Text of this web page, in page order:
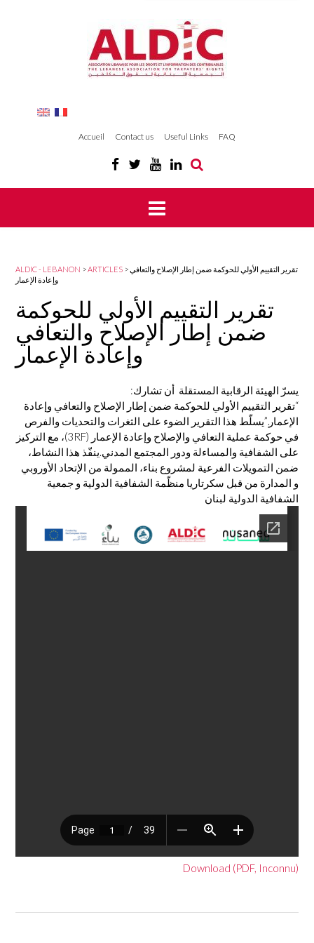
Accueil Contact us Useful Links FAQ
ALDIC - LEBANON >ARTICLES >تقرير التقييم الأولي للحوكمة ضمن إطار الإصلاح والتعافي
وإعادة الإعمار
تقرير التقييم الأولي للحوكمة
ضمن إطار الإصلاح والتعافي
وإعادة الإعمار
يسرّ الهيئة الرقابية المستقلة أن تشارك:
“تقرير التقييم الأولي للحوكمة ضمن إطار الإصلاح والتعافي وإعادة
الإعمار.”يسلّط هذا التقرير الضوء على الثغرات والتحديات والفرص
في حوكمة عملية التعافي والإصلاح وإعادة الإعمار (3RF)، مع التركيز
على الشفافية والمساءلة ودور المجتمع المدني.‎ينفّذ هذا النشاط،
ضمن التمويلات الفرعية لمشروع بناء، الممولة من الإتحاد الأوروبي
و المدارة من قبل سكرتاريا منظّمة الشفافية الدولية و جمعية
الشفافية الدولية لبنان
Download (PDF, Inconnu)